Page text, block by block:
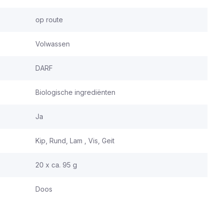
op route
Volwassen
DARF
Biologische ingrediënten
Ja
Kip, Rund, Lam , Vis, Geit
20 x ca. 95 g
Doos